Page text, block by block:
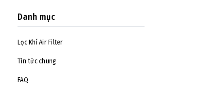
Danh mục
Lọc Khí Air Filter
Tin tức chung
FAQ